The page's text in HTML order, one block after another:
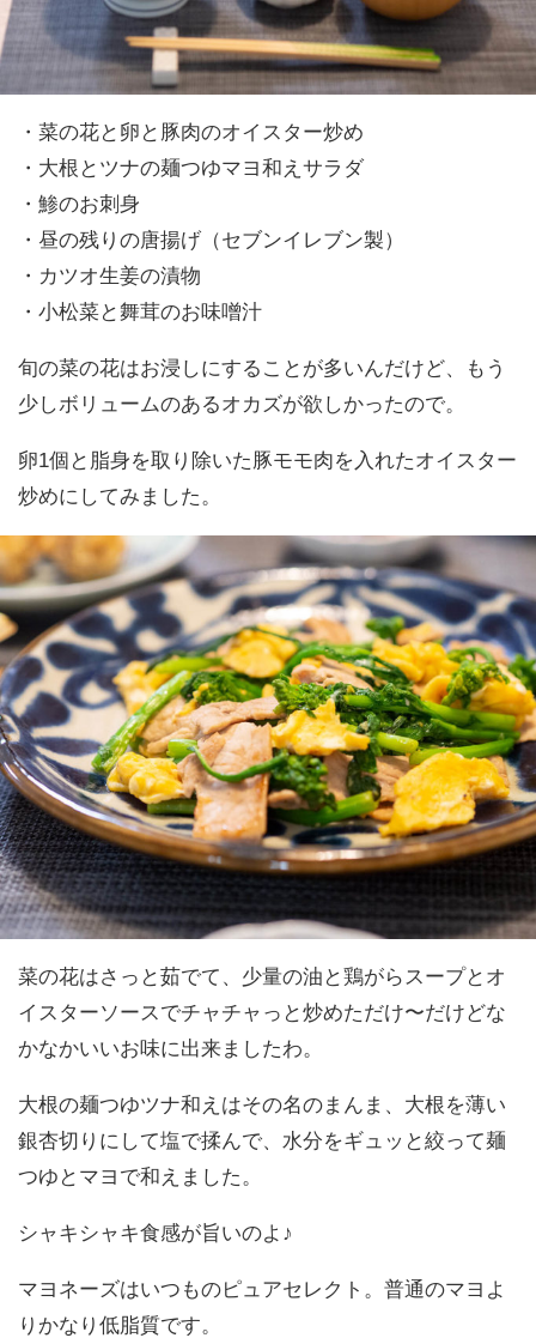
・菜の花と卵と豚肉のオイスター炒め
・大根とツナの麺つゆマヨ和えサラダ
・鯵のお刺身
・昼の残りの唐揚げ（セブンイレブン製）
・カツオ生姜の漬物
・小松菜と舞茸のお味噌汁
旬の菜の花はお浸しにすることが多いんだけど、もう
少しボリュームのあるオカズが欲しかったので。
卵1個と脂身を取り除いた豚モモ肉を入れたオイスター
炒めにしてみました。
菜の花はさっと茹でて、少量の油と鶏がらスープとオ
イスターソースでチャチャっと炒めただけ〜だけどな
かなかいいお味に出来ましたわ。
大根の麺つゆツナ和えはその名のまんま、大根を薄い
銀杏切りにして塩で揉んで、水分をギュッと絞って麺
つゆとマヨで和えました。
シャキシャキ食感が旨いのよ♪
マヨネーズはいつものピュアセレクト。普通のマヨよ
りかなり低脂質です。